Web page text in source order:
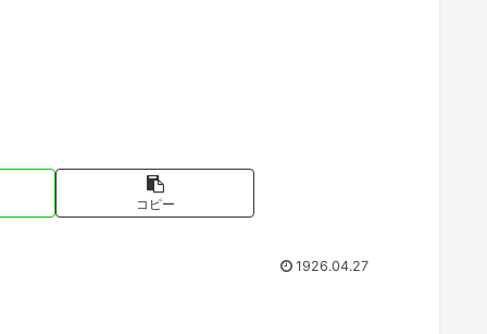
コピー
1926.04.27